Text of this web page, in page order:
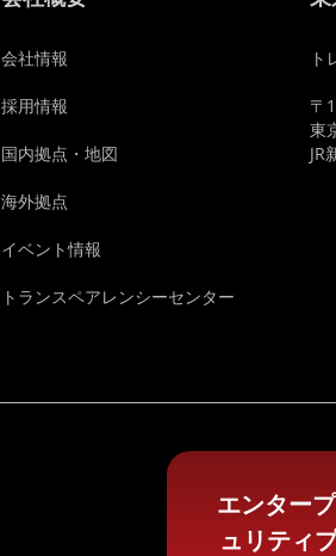
会社情報
採用情報
国内拠点・地図
海外拠点
イベント情報
トランスペアレンシーセンター
ト
〒
東
JR
エンター
ュリティ